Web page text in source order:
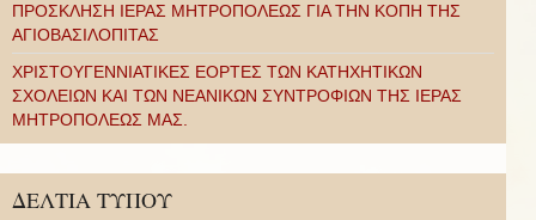
ΠΡΟΣΚΛΗΣΗ ΙΕΡΑΣ ΜΗΤΡΟΠΟΛΕΩΣ ΓΙΑ ΤΗΝ ΚΟΠΗ ΤΗΣ
ΑΓΙΟΒΑΣΙΛΟΠΙΤΑΣ
ΧΡΙΣΤΟΥΓΕΝΝΙΑΤΙΚΕΣ ΕΟΡΤΕΣ ΤΩΝ ΚΑΤΗΧΗΤΙΚΩΝ
ΣΧΟΛΕΙΩΝ ΚΑΙ ΤΩΝ ΝΕΑΝΙΚΩΝ ΣΥΝΤΡΟΦΙΩΝ ΤΗΣ ΙΕΡΑΣ
ΜΗΤΡΟΠΟΛΕΩΣ ΜΑΣ.
ΔΕΛΤΙΑ ΤΥΠΟΥ